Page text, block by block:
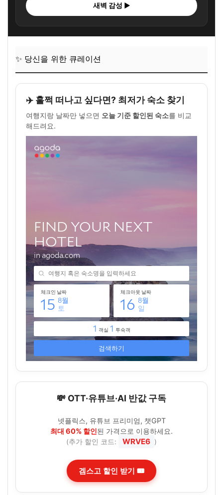
새벽 감성 ▶
✨ 당신을 위한 큐레이션
✈️ 훌쩍 떠나고 싶다면? 최저가 숙소 찾기
여행지랑 날짜만 넣으면 오늘 기준 할인된 숙소를 비교
해드려요.
💸 OTT·유튜브·AI 반값 구독
넷플릭스, 유튜브 프리미엄, 챗GPT
최대 60% 할인된 가격으로 이용하세요.
(추가 할인 코드: WRVE6 )
겜스고 할인 받기 🎟️